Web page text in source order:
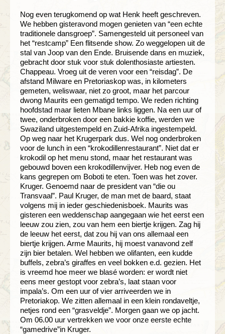
Nog even terugkomend op wat Henk heeft geschreven.
We hebben gisteravond mogen genieten van “een echte
traditionele dansgroep”. Samengesteld uit personeel van
het “restcamp” Een flitsende show. Zo weggelopen uit de
stal van Joop van den Ende. Bruisende dans en muziek,
gebracht door stuk voor stuk dolenthosiaste artiesten.
Chappeau. Vroeg uit de veren voor een “reisdag”. De
afstand Milware en Pretoriaskop was, in kilometers
gemeten, weliswaar, niet zo groot, maar het parcour
dwong Maurits een gematigd tempo. We reden richting
hoofdstad maar lieten Mbane links liggen. Na een uur of
twee, onderbroken door een bakkie koffie, werden we
Swaziland uitgestempeld en Zuid-Afrika ingestempeld.
Op weg naar het Krugerpark dus. Wel nog onderbroken
voor de lunch in een “krokodillenrestaurant”. Niet dat er
krokodil op het menu stond, maar het restaurant was
gebouwd boven een krokodillenvijver. Heb nog even de
kans gegrepen om Boboti te eten. Toen was het zover.
Kruger. Genoemd naar de president van “die ou
Transvaal”. Paul Kruger, de man met de baard, staat
volgens mij in ieder geschiedenisboek. Maurits was
gisteren een weddenschap aangegaan wie het eerst een
leeuw zou zien, zou van hem een biertje krijgen. Zag hij
de leeuw het eerst, dat zou hij van ons allemaal een
biertje krijgen. Arme Maurits, hij moest vanavond zelf
zijn bier betalen. Wel hebben we olifanten, een kudde
buffels, zebra’s giraffes en veel bokken e.d. gezien. Het
is vreemd hoe meer we blasé worden: er wordt niet
eens meer gestopt voor zebra’s, laat staan voor
impala’s. Om een uur of vier arriveerden we in
Pretoriakop. We zitten allemaal in een klein rondaveltje,
netjes rond een “grasveldje”. Morgen gaan we op jacht.
Om 06.00 uur vertrekken we voor onze eerste echte
“gamedrive”in Kruger.